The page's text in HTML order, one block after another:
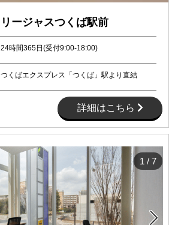
リージャスつくば駅前
24時間365日(受付9:00-18:00)
つくばエクスプレス「つくば」駅より直結
詳細はこちら

1 / 7